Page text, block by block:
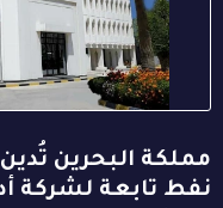
مملكة البحرين تُدين
نفط تابعة لشركة